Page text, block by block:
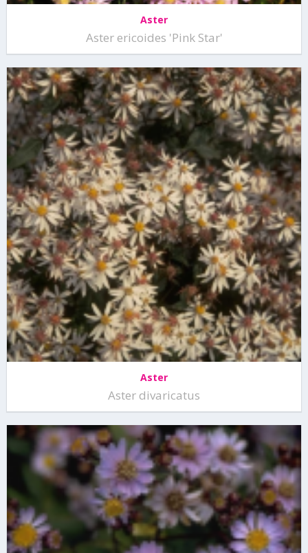
Aster
Aster ericoides 'Pink Star'
Aster
Aster divaricatus